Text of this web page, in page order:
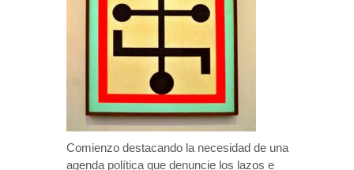
Comienzo destacando la necesidad de una
agenda política que denuncie los lazos e